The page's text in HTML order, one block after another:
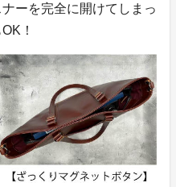
ーを完全に開けてしまっ
！